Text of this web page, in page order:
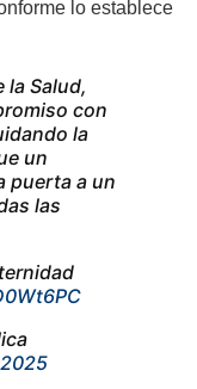
lo establece
la Salud,
con
la
un
puerta a un
las